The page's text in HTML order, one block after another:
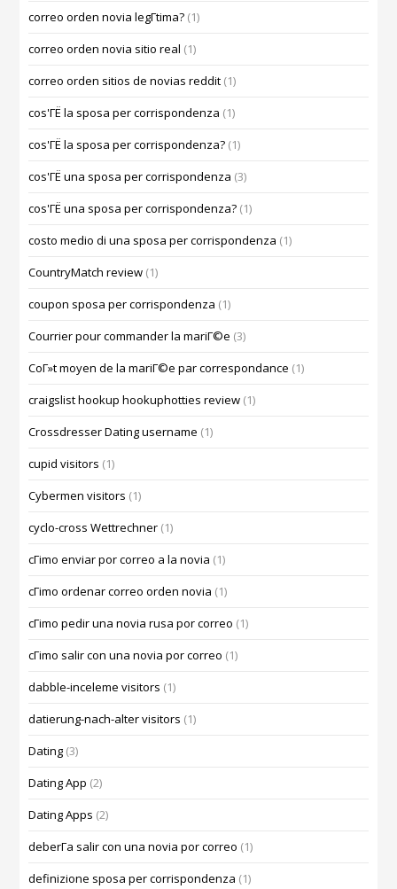
correo orden novia legГ­tima? (1)
correo orden novia sitio real (1)
correo orden sitios de novias reddit (1)
cos'ГЁ la sposa per corrispondenza (1)
cos'ГЁ la sposa per corrispondenza? (1)
cos'ГЁ una sposa per corrispondenza (3)
cos'ГЁ una sposa per corrispondenza? (1)
costo medio di una sposa per corrispondenza (1)
CountryMatch review (1)
coupon sposa per corrispondenza (1)
Courrier pour commander la mariГ©e (3)
CoГ»t moyen de la mariГ©e par correspondance (1)
craigslist hookup hookuphotties review (1)
Crossdresser Dating username (1)
cupid visitors (1)
Cybermen visitors (1)
cyclo-cross Wettrechner (1)
cГіmo enviar por correo a la novia (1)
cГіmo ordenar correo orden novia (1)
cГіmo pedir una novia rusa por correo (1)
cГіmo salir con una novia por correo (1)
dabble-inceleme visitors (1)
datierung-nach-alter visitors (1)
Dating (3)
Dating App (2)
Dating Apps (2)
deberГ­a salir con una novia por correo (1)
definizione sposa per corrispondenza (1)